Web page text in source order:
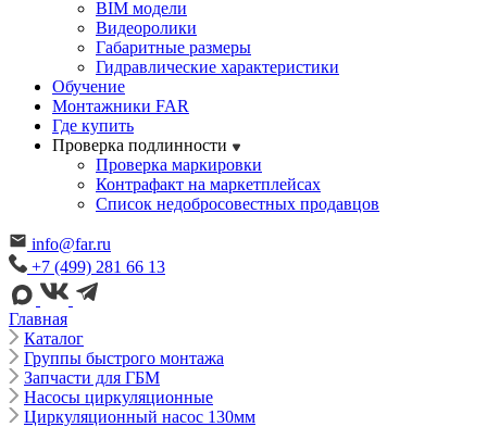
BIM модели
Видеоролики
Габаритные размеры
Гидравлические характеристики
Обучение
Монтажники FAR
Где купить
Проверка подлинности
Проверка маркировки
Контрафакт на маркетплейсах
Cписок недобросовестных продавцов
info@far.ru
+7 (499) 281 66 13
Главная
Каталог
Группы быстрого монтажа
Запчасти для ГБМ
Насосы циркуляционные
Циркуляционный насос 130мм